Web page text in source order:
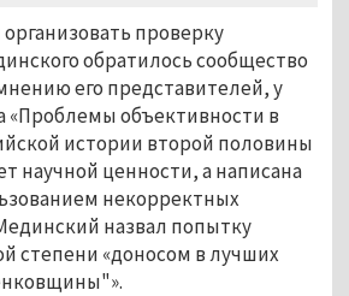
проверку
обратилось сообщество
его представителей, у
«Проблемы объективности в
истории второй половины
научной ценности, а написана
некорректных
назвал попытку
степени «доносом в лучших